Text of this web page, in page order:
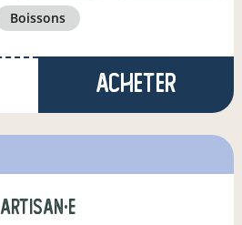
boissons
Acheter
artisan·e